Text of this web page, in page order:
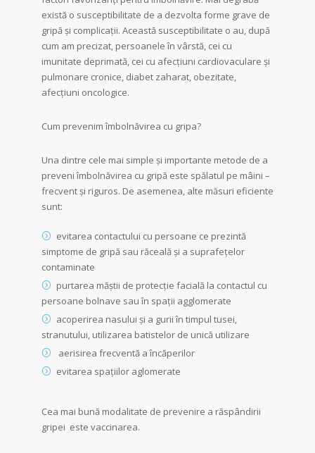
există o susceptibilitate de a dezvolta forme grave de
gripă și complicații. Această susceptibilitate o au, după
cum am precizat, persoanele în vârstă, cei cu
imunitate deprimată, cei cu afecțiuni cardiovaculare și
pulmonare cronice, diabet zaharat, obezitate,
afecțiuni oncologice.
Cum prevenim îmbolnăvirea cu gripa?
Una dintre cele mai simple şi importante metode de a
preveni îmbolnăvirea cu gripă este spălatul pe mâini –
frecvent şi riguros. De asemenea, alte măsuri eficiente
sunt:
evitarea contactului cu persoane ce prezintă
simptome de gripă sau răceală şi a suprafețelor
contaminate
purtarea măștii de protecție facială la contactul cu
persoane bolnave sau în spații agglomerate
acoperirea nasului și a gurii în timpul tusei,
stranutului, utilizarea batistelor de unică utilizare
aerisirea frecventă a încăperilor
evitarea spațiilor aglomerate
Cea mai bună modalitate de prevenire a răspândirii
gripei este vaccinarea.